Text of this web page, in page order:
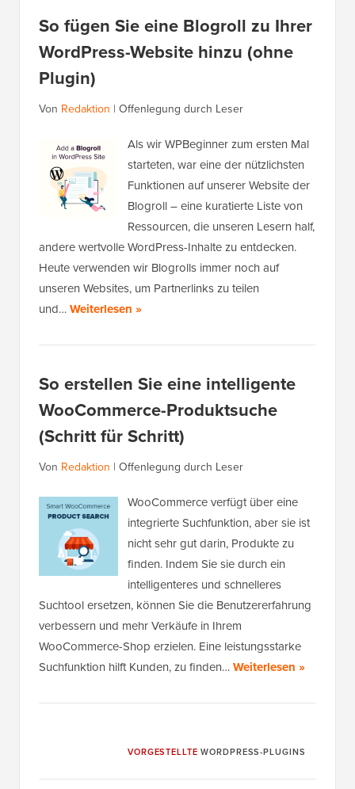
So fügen Sie eine Blogroll zu Ihrer
WordPress-Website hinzu (ohne
Plugin)
Von Redaktion | Offenlegung durch Leser
Als wir WPBeginner zum ersten Mal
starteten, war eine der nützlichsten
Funktionen auf unserer Website der
Blogroll – eine kuratierte Liste von
Ressourcen, die unseren Lesern half,
andere wertvolle WordPress-Inhalte zu entdecken.
Heute verwenden wir Blogrolls immer noch auf
unseren Websites, um Partnerlinks zu teilen
und…Weiterlesen »
So erstellen Sie eine intelligente
WooCommerce-Produktsuche
(Schritt für Schritt)
Von Redaktion | Offenlegung durch Leser
WooCommerce verfügt über eine
integrierte Suchfunktion, aber sie ist
nicht sehr gut darin, Produkte zu
finden. Indem Sie sie durch ein
intelligenteres und schnelleres
Suchtool ersetzen, können Sie die Benutzererfahrung
verbessern und mehr Verkäufe in Ihrem
WooCommerce-Shop erzielen. Eine leistungsstarke
Suchfunktion hilft Kunden, zu finden…Weiterlesen »
VORGESTELLTE WORDPRESS-PLUGINS